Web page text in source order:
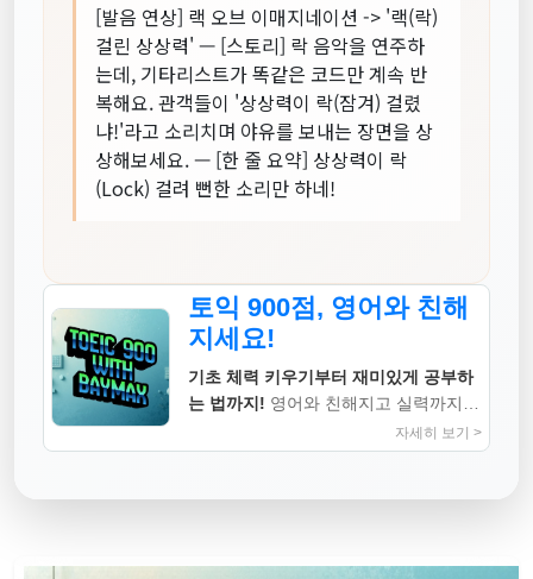
[발음 연상] 랙 오브 이매지네이션 -> '랙(락)
걸린 상상력' — [스토리] 락 음악을 연주하
는데, 기타리스트가 똑같은 코드만 계속 반
복해요. 관객들이 '상상력이 락(잠겨) 걸렸
냐!'라고 소리치며 야유를 보내는 장면을 상
상해보세요. — [한 줄 요약] 상상력이 락
(Lock) 걸려 뻔한 소리만 하네!
토익 900점, 영어와 친해
지세요!
기초 체력 키우기부터 재미있게 공부하
는 법까지! 영어와 친해지고 실력까지
자세히 보기 >